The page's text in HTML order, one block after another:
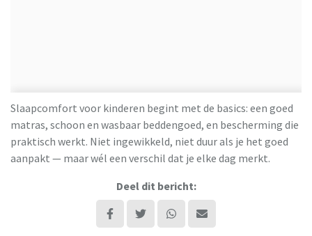
Slaapcomfort voor kinderen begint met de basics: een goed
matras, schoon en wasbaar beddengoed, en bescherming die
praktisch werkt. Niet ingewikkeld, niet duur als je het goed
aanpakt — maar wél een verschil dat je elke dag merkt.
Deel dit bericht: